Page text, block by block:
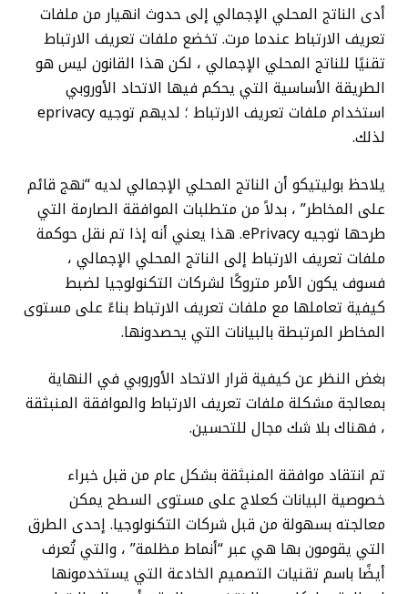
أدى الناتج المحلي الإجمالي إلى حدوث انهيار من ملفات
تعريف الارتباط عندما مرت. تخضع ملفات تعريف الارتباط
تقنيًا للناتج المحلي الإجمالي ، لكن هذا القانون ليس هو
الطريقة الأساسية التي يحكم فيها الاتحاد الأوروبي
استخدام ملفات تعريف الارتباط ؛ لديهم توجيه eprivacy
لذلك.
يلاحظ بوليتيكو أن الناتج المحلي الإجمالي لديه “نهج قائم
على المخاطر” ، بدلاً من متطلبات الموافقة الصارمة التي
طرحها توجيه ePrivacy. هذا يعني أنه إذا تم نقل حوكمة
ملفات تعريف الارتباط إلى الناتج المحلي الإجمالي ،
فسوف يكون الأمر متروكًا لشركات التكنولوجيا لضبط
كيفية تعاملها مع ملفات تعريف الارتباط بناءً على مستوى
المخاطر المرتبطة بالبيانات التي يحصدونها.
بغض النظر عن كيفية قرار الاتحاد الأوروبي في النهاية
بمعالجة مشكلة ملفات تعريف الارتباط والموافقة المنبثقة
، فهناك بلا شك مجال للتحسين.
تم انتقاد موافقة المنبثقة بشكل عام من قبل خبراء
خصوصية البيانات كعلاج على مستوى السطح يمكن
معالجته بسهولة من قبل شركات التكنولوجيا. إحدى الطرق
التي يقومون بها هي عبر “أنماط مظلمة” ، والتي تُعرف
أيضًا باسم تقنيات التصميم الخادعة التي يستخدمونها